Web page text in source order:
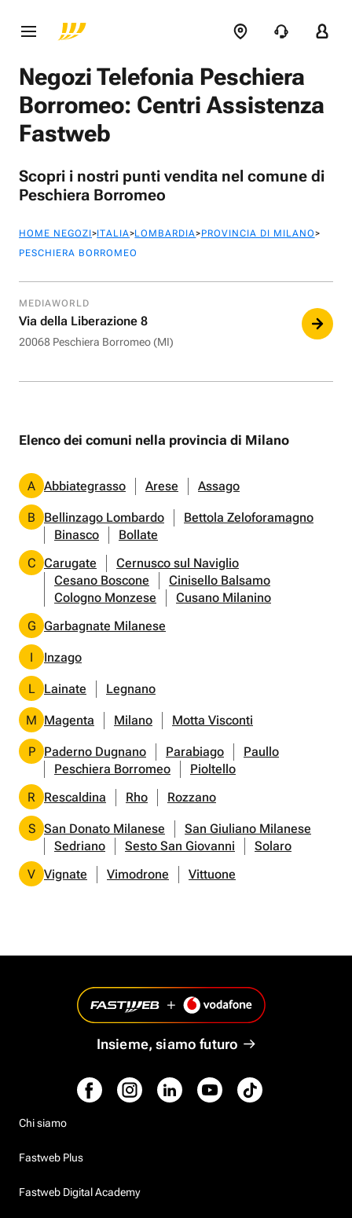
Negozi Telefonia Peschiera
Borromeo: Centri Assistenza
Fastweb
Scopri i nostri punti vendita nel comune di
Peschiera Borromeo
HOME NEGOZI>ITALIA>LOMBARDIA>PROVINCIA DI MILANO>
PESCHIERA BORROMEO
MEDIAWORLD
Via della Liberazione 8
20068 Peschiera Borromeo (MI)
Elenco dei comuni nella provincia di Milano
A Abbiategrasso Arese Assago
B Bellinzago Lombardo
Bettola Zeloforamagno
Binasco
Bollate
C Carugate
Cernusco sul Naviglio
Cesano Boscone
Cinisello Balsamo
Cologno Monzese
Cusano Milanino
G Garbagnate Milanese
I Inzago
L Lainate Legnano
M Magenta Milano Motta Visconti
P Paderno Dugnano Parabiago
Paullo
Peschiera Borromeo
Pioltello
R
Rescaldina Rho Rozzano
S San Donato Milanese
San Giuliano Milanese
Sedriano
Sesto San Giovanni
Solaro
V Vignate Vimodrone Vittuone
Insieme, siamo futuro
Chi siamo
Fastweb Plus
Fastweb Digital Academy